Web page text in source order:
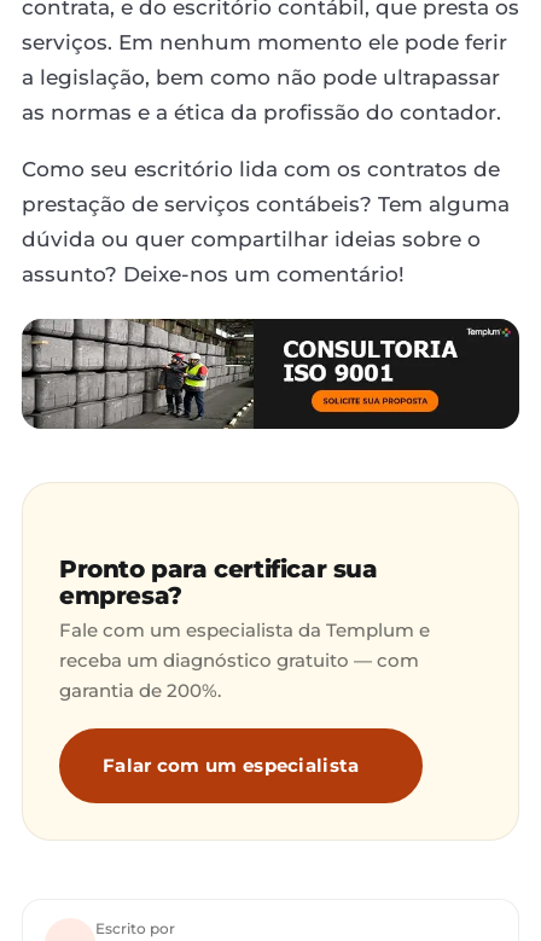
contrata, e do escritório contábil, que presta os
serviços. Em nenhum momento ele pode ferir
a legislação, bem como não pode ultrapassar
as normas e a ética da profissão do contador.
Como seu escritório lida com os contratos de
prestação de serviços contábeis? Tem alguma
dúvida ou quer compartilhar ideias sobre o
assunto? Deixe-nos um comentário!
Pronto para certificar sua
empresa?
Fale com um especialista da Templum e
receba um diagnóstico gratuito — com
garantia de 200%.
Falar com um especialista
Escrito por